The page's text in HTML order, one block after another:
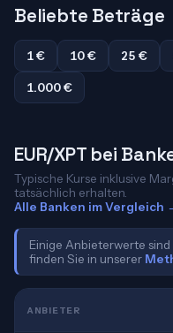
Beliebte Beträge
1 € 10 € 25 €
1.000 €
EUR/XPT bei
Typische Kurse inklusive
tatsächlich erhalten.
Alle Banken im Vergleich
Einige Anbieterwerte
finden Sie in unserer
ANBIETER